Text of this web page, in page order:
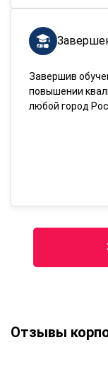
Завершив
повышении
любой город
Отзывы